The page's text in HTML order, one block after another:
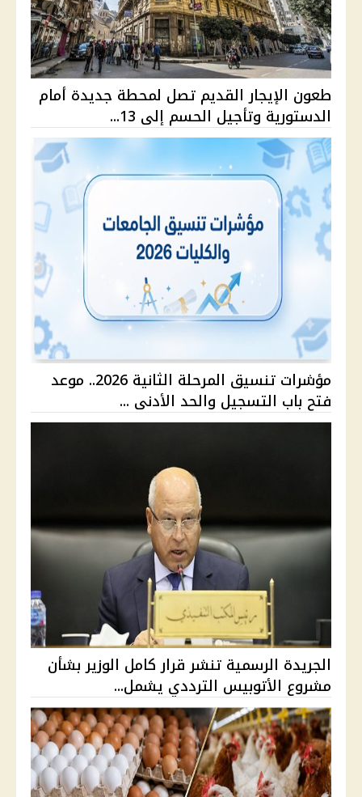
طعون الإيجار القديم تصل لمحطة جديدة أمام
الدستورية وتأجيل الحسم إلى 13...
مؤشرات تنسيق المرحلة الثانية 2026.. موعد
فتح باب التسجيل والحد الأدنى ...
الجريدة الرسمية تنشر قرار كامل الوزير بشأن
مشروع الأتوبيس الترددي يشمل...